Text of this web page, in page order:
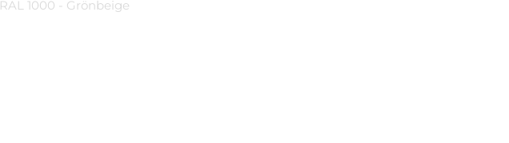
RAL 1000 - Grönbeige